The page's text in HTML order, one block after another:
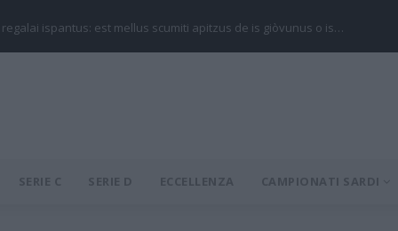
regalai ispantus: est mellus scumiti apitzus de is giòvunus o is…
SERIE C SERIE D ECCELLENZA CAMPIONATI SARDI